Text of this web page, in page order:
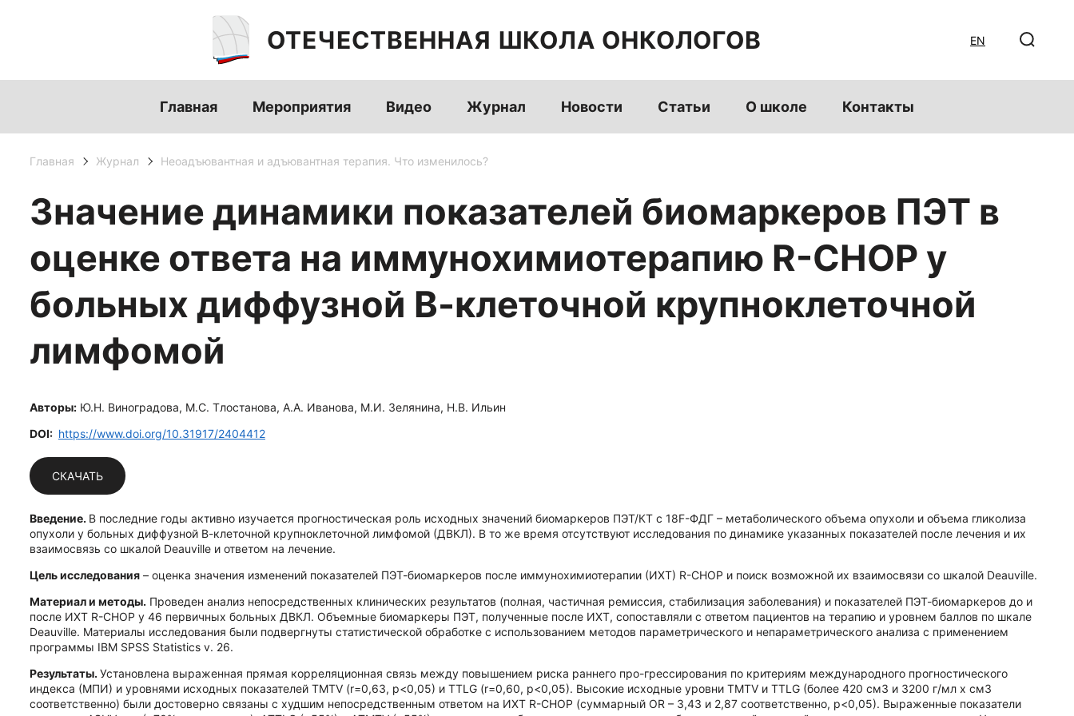
ОТЕЧЕСТВЕННАЯ ШКОЛА ОНКОЛОГОВ EN
Главная Мероприятия Видео Журнал Новости Статьи О школе Контакты
Главная Журнал Неоадъювантная и адъювантная терапия. Что изменилось?
Значение динамики показателей биомаркеров ПЭТ в
оценке ответа на иммунохимиотерапию R-СНОР у
больных диффузной В-клеточной крупноклеточной
лимфомой
Авторы: Ю.Н. Виноградова, М.С. Тлостанова, А.А. Иванова, М.И. Зелянина, Н.В. Ильин
DOI: https://www.doi.org/10.31917/2404412
СКАЧАТЬ
Введение. В последние годы активно изучается прогностическая роль исходных значений биомаркеров ПЭТ/КТ с 18F-ФДГ – метаболического объема опухоли и объема гликолиза
опухоли у больных диффузной В-клеточной крупноклеточной лимфомой (ДВКЛ). В то же время отсутствуют исследования по динамике указанных показателей после лечения и их
взаимосвязь со шкалой Deauville и ответом на лечение.
Цель исследования – оценка значения изменений показателей ПЭТ-биомаркеров после иммунохимиотерапии (ИХТ) R-СНОР и поиск возможной их взаимосвязи со шкалой Deauville.
Материал и методы. Проведен анализ непосредственных клинических результатов (полная, частичная ремиссия, стабилизация заболевания) и показателей ПЭТ-биомаркеров до и
после ИХТ R-СНОР у 46 первичных больных ДВКЛ. Объемные биомаркеры ПЭТ, полученные после ИХТ, сопоставляли с ответом пациентов на терапию и уровнем баллов по шкале
Deauville. Материалы исследования были подвергнуты статистической обработке с использованием методов параметрического и непараметрического анализа с применением
программы IBM SPSS Statistics v. 26.
Результаты. Установлена выраженная прямая корреляционная связь между повышением риска раннего про-грессирования по критериям международного прогностического
индекса (МПИ) и уровнями исходных показателей TMTV (r=0,63, p<0,05) и TTLG (r=0,60, p<0,05). Высокие исходные уровни TMTV и TTLG (более 420 см3 и 3200 г/мл х см3
соответственно) были достоверно связаны с худшим непосредственным ответом на ИХТ R-CНОР (суммарный OR – 3,43 и 2,87 соответственно, р<0,05). Выраженные показатели